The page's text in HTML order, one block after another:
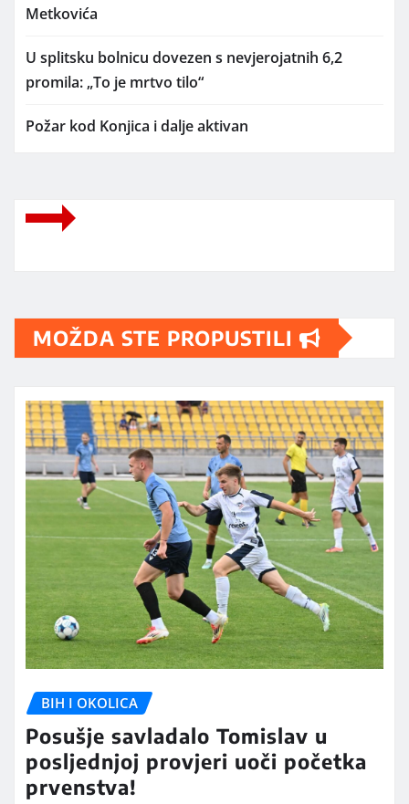
Metkovića
U splitsku bolnicu dovezen s nevjerojatnih 6,2
promila: „To je mrtvo tilo“
Požar kod Konjica i dalje aktivan
MOŽDA STE PROPUSTILI
BIH I OKOLICA
Posušje savladalo Tomislav u
posljednjoj provjeri uoči početka
prvenstva!